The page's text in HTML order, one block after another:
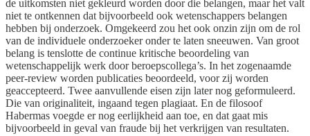
de uitkomsten niet gekleurd worden door die belangen, maar het valt
niet te ontkennen dat bijvoorbeeld ook wetenschappers belangen
hebben bij onderzoek. Omgekeerd zou het ook onzin zijn om de rol
van de individuele onderzoeker onder te laten sneeuwen. Van groot
belang is tenslotte de continue kritische beoordeling van
wetenschappelijk werk door beroepscollega’s. In het zogenaamde
peer-review worden publicaties beoordeeld, voor zij worden
geaccepteerd. Twee aanvullende eisen zijn later nog geformuleerd.
Die van originaliteit, ingaand tegen plagiaat. En de filosoof
Habermas voegde er nog eerlijkheid aan toe, en dat gaat mis
bijvoorbeeld in geval van fraude bij het verkrijgen van resultaten.